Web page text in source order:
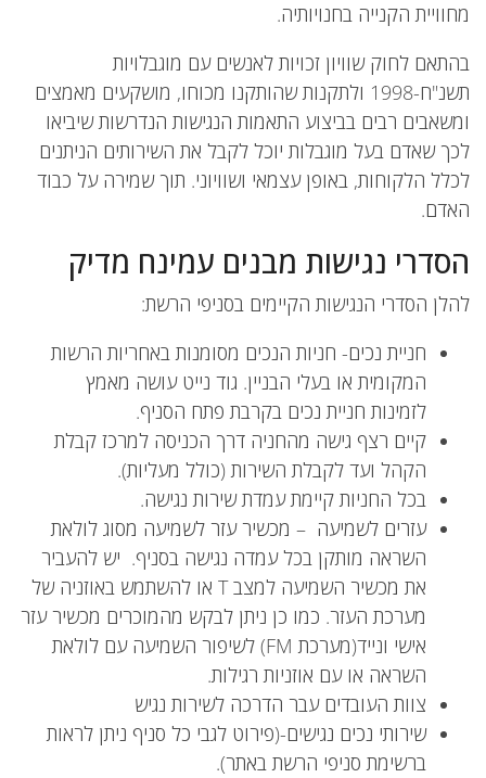
מחוויית הקנייה בחנויותיה.
בהתאם לחוק שוויון זכויות לאנשים עם מוגבלויות
תשנ"ח-1998 ולתקנות שהותקנו מכוחו, מושקעים מאמצים
ומשאבים רבים בביצוע התאמות הנגישות הנדרשות שיביאו
לכך שאדם בעל מוגבלות יוכל לקבל את השירותים הניתנים
לכלל הלקוחות, באופן עצמאי ושוויוני. תוך שמירה על כבוד
האדם.
הסדרי נגישות מבנים עמינח מדיק
להלן הסדרי הנגישות הקיימים בסניפי הרשת:
חניית נכים- חניות הנכים מסומנות באחריות הרשות
המקומית או בעלי הבניין. גוד נייט עושה מאמץ
לזמינות חניית נכים בקרבת פתח הסניף.
קיים רצף גישה מהחניה דרך הכניסה למרכז קבלת
הקהל ועד לקבלת השירות (כולל מעליות).
בכל החניות קיימת עמדת שירות נגישה.
עזרים לשמיעה – מכשיר עזר לשמיעה מסוג לולאת
השראה מותקן בכל עמדה נגישה בסניף. יש להעביר
את מכשיר השמיעה למצב T או להשתמש באוזניה של
מערכת העזר. כמו כן ניתן לבקש מהמוכרים מכשיר עזר
אישי ונייד(מערכת FM) לשיפור השמיעה עם לולאת
השראה או עם אוזניות רגילות.
צוות העובדים עבר הדרכה לשירות נגיש
שירותי נכים נגישים-(פירוט לגבי כל סניף ניתן לראות
ברשימת סניפי הרשת באתר).